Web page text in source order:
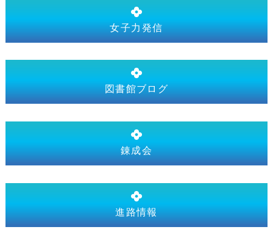
女子力発信
図書館ブログ
錬成会
進路情報